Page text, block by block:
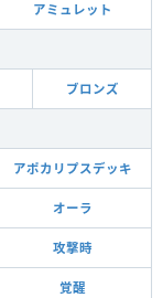
アミュレット
ブロンズ
アポカリプスデッキ
オーラ
攻撃時
覚醒